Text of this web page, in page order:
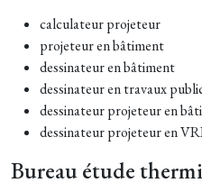
calculateur projeteur
projeteur en bâtiment
dessinateur en bâtiment
dessinateur en travaux
dessinateur projeteur en
dessinateur projeteur en
Bureau étude